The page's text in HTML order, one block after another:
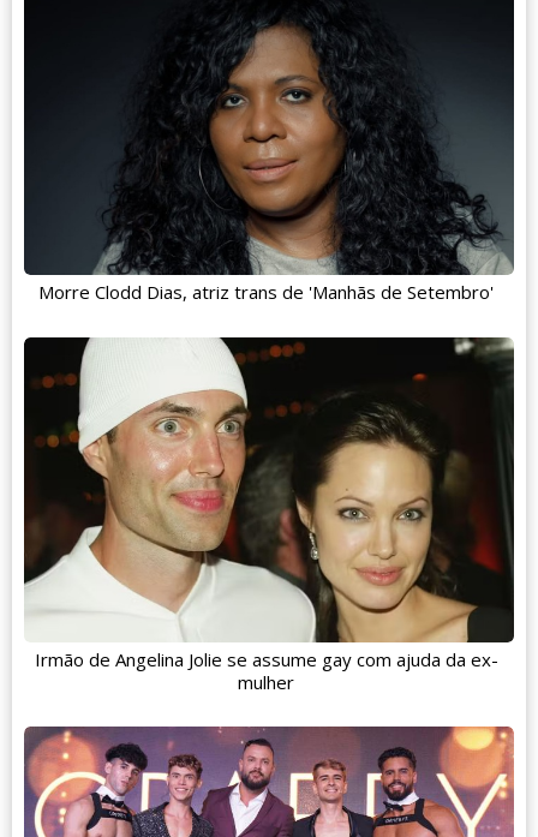
Morre Clodd Dias, atriz trans de 'Manhãs de Setembro'
Irmão de Angelina Jolie se assume gay com ajuda da ex-
mulher